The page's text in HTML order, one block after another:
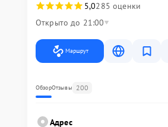
5,0285 оценки
Открыто до 21:00
Маршрут
ОбзорОтзывы 200
Адрес